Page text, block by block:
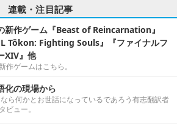
連載・注目記事
新作ゲーム『Beast of Reincarnation』
Tōkon: Fighting Souls』『ファイナルフ
XIV』他
作ゲームはこちら。
化の現場から
ら何かとお世話になっているであろう有志翻訳者
ビュー。